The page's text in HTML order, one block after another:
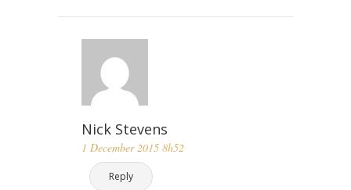
Nick Stevens
1 December 2015 8h52
Reply